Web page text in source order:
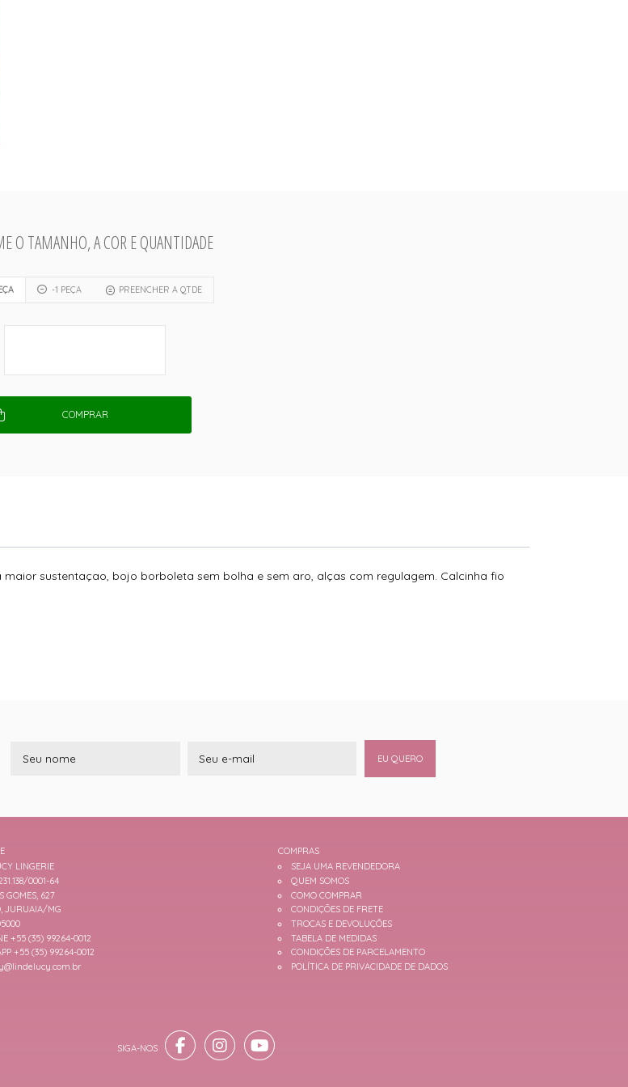
O TAMANHO, A COR E QUANTIDADE
-1 PEÇA PREENCHER A QTDE
COMPRAR
sustentaçao, bojo borboleta sem bolha e sem aro, alças com regulagem. Calcinha fio
EU QUERO
LINGERIE
0001-64
GOMES, 627
JURUAIA/MG
+55 (35) 99264-0012
+55 (35) 99264-0012
COMPRAS
SEJA UMA REVENDEDORA
QUEM SOMOS
COMO COMPRAR
CONDIÇÕES DE FRETE
TROCAS E DEVOLUÇÕES
TABELA DE MEDIDAS
CONDIÇÕES DE PARCELAMENTO
POLÍTICA DE PRIVACIDADE DE DADOS